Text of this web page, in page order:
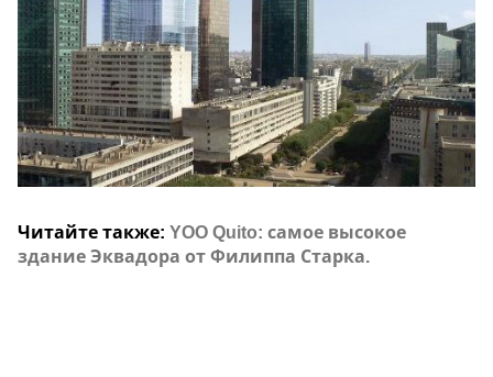
Читайте также: YOO Quito: самое высокое
здание Эквадора от Филиппа Старка.